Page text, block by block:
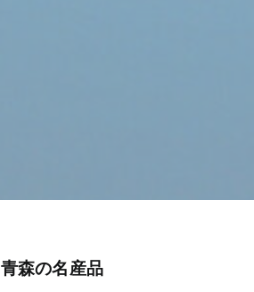
青森の名産品